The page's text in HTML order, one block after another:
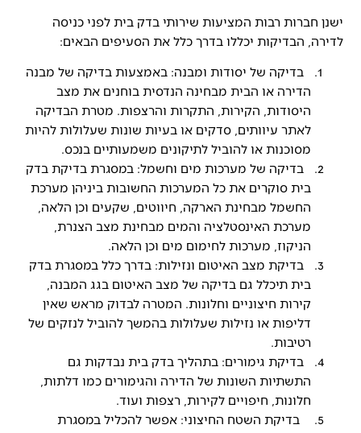
ישנן חברות רבות המציעות שירותי בדק בית לפני כניסה
לדירה, הבדיקות יכללו בדרך כלל את הסעיפים הבאים:
בדיקה של יסודות ומבנה: באמצעות בדיקה של מבנה
הדירה או הבית מבחינה הנדסית בוחנים את מצב
היסודות, הקירות, התקרות והרצפות. מטרת הבדיקה
לאתר עיוותים, סדקים או בעיות שונות שעלולות להיות
מסוכנות או להוביל לתיקונים משמעותיים בנכס.
בדיקה של מערכות מים וחשמל: במסגרת בדיקת בדק
בית סוקרים את כל המערכות החשובות ביניהן מערכת
החשמל מבחינת הארקה, חיווטים, שקעים וכן הלאה,
מערכת האינסטלציה והמים מבחינת מצב הצנרת,
הניקוז, מערכות לחימום מים וכן הלאה.
בדיקת מצב האיטום ונזילות: בדרך כלל במסגרת בדק
בית תיכלל גם בדיקה של מצב האיטום בגג המבנה,
קירות חיצוניים וחלונות. המטרה לבדוק מראש שאין
דליפות או נזילות שעלולות בהמשך להוביל לנזקים של
רטיבות.
בדיקת גימורים: בתהליך בדק בית נבדקות גם
התשתיות השונות של הדירה והגימורים כמו דלתות,
חלונות, חיפויים לקירות, רצפות ועוד.
בדיקת השטח החיצוני: אפשר להכליל במסגרת